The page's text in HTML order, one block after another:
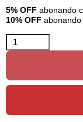
5% OFF abonando
10% OFF